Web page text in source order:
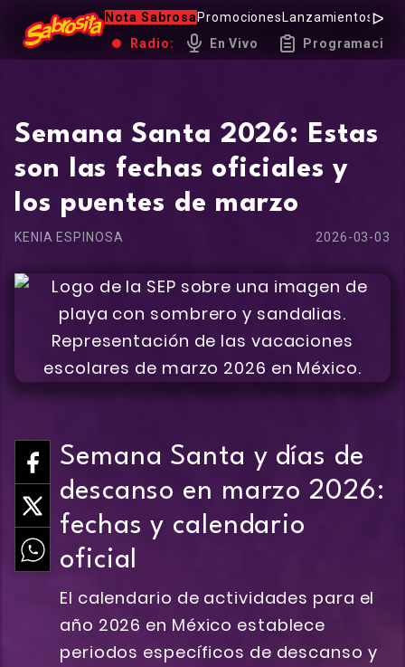
Nota Sabrosa Promociones LanzamientosHot
Radio:
En Vivo Programación
Semana Santa 2026: Estas
son las fechas oficiales y
los puentes de marzo
KENIA ESPINOSA 2026-03-03
Semana Santa y días de
descanso en marzo 2026:
fechas y calendario
oficial
El calendario de actividades para el
año 2026 en México establece
periodos específicos de descanso y